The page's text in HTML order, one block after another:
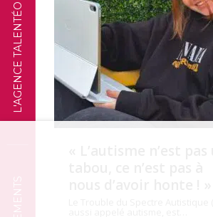
L'AGENCE TALENTÉO